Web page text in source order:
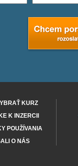
KURZ
K INZERCII
POUŽÍVANIA
O NÁS